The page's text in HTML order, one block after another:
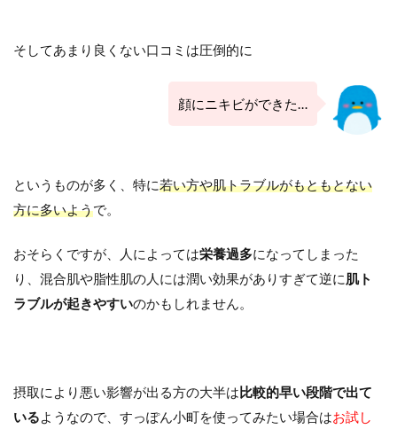
そしてあまり良くない口コミは圧倒的に
顔にニキビができた…
というものが多く、特に若い方や肌トラブルがもともとない
方に多いようで。
おそらくですが、人によっては栄養過多になってしまった
り、混合肌や脂性肌の人には潤い効果がありすぎて逆に肌ト
ラブルが起きやすいのかもしれません。
摂取により悪い影響が出る方の大半は比較的早い段階で出て
いるようなので、すっぽん小町を使ってみたい場合はお試し